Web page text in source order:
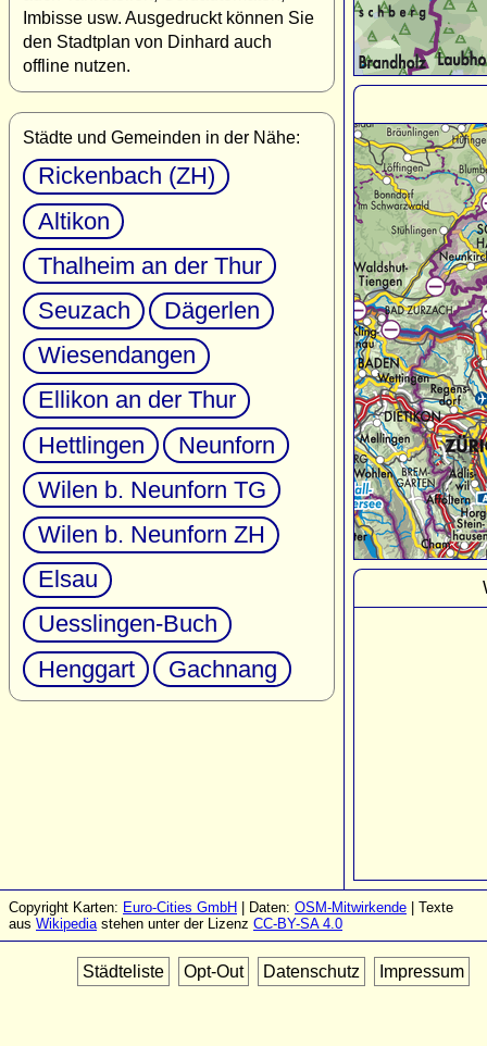
Imbisse usw. Ausgedruckt können Sie
den Stadtplan von Dinhard auch
offline nutzen.
Städte und Gemeinden in der Nähe:
Rickenbach (ZH)
Altikon
Thalheim an der Thur
Seuzach
Dägerlen
Wiesendangen
Ellikon an der Thur
Hettlingen
Neunforn
Wilen b. Neunforn TG
Wilen b. Neunforn ZH
Elsau
Uesslingen-Buch
Henggart
Gachnang
Copyright Karten: Euro-Cities GmbH | Daten: OSM-Mitwirkende | Texte
aus Wikipediastehen unter der Lizenz CC-BY-SA 4.0
Städteliste Opt-Out Datenschutz Impressum